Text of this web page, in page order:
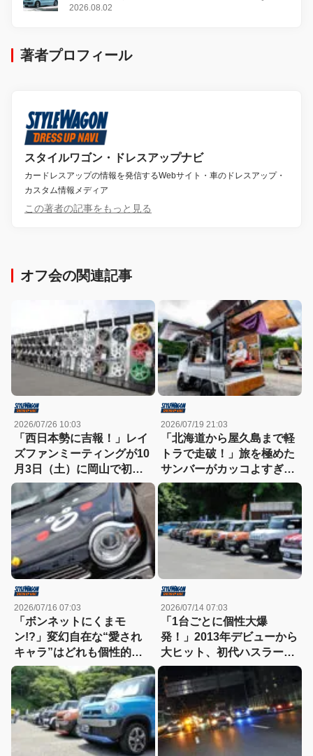
感
2026.08.02
著者プロフィール
スタイルワゴン・ドレスアップナビ
カードレスアップの情報を発信するWebサイト・車のドレスアップ・
カスタム情報メディア
この著者の記事をもっと見る
オフ会の関連記事
2026/07/26 10:03
「西日本勢に吉報！」レイ
ズファンミーティングが10
月3日（土）に岡山で初開
催
2026/07/19 21:03
「北海道から屋久島まで軽
トラで走破！」旅を極めた
サンバーがカッコよすぎ
る！
2026/07/16 07:03
「ボンネットにくまモ
ン!?」変幻自在な“愛され
キャラ”はどれも個性的！
【ハスラーカスタム】
2026/07/14 07:03
「1台ごとに個性大爆
発！」2013年デビューから
大ヒット、初代ハスラーの
魅力が詰まった熱いカスタ
ムミーティング